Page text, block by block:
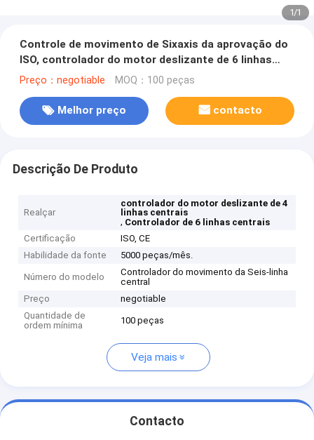
1/1
Controle de movimento de Sixaxis da aprovação do
ISO, controlador do motor deslizante de 6 linhas
centrais
Preço：negotiable MOQ：100 peças
Melhor preço contacto
Descrição De Produto
Realçar
controlador do motor deslizante de 4
linhas centrais
, Controlador de 6 linhas centrais
Certificação
ISO, CE
Habilidade da fonte
5000 peças/mês.
Número do modelo
Controlador do movimento da Seis-linha
central
Preço
negotiable
Quantidade de
ordem mínima
100 peças
Veja mais
Contacto